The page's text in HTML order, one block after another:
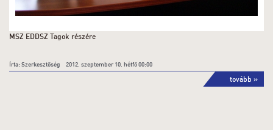
MSZ EDDSZ Tagok részére
Írta: Szerkesztőség 2012. szeptember 10. hétfő 00:00
tovább »